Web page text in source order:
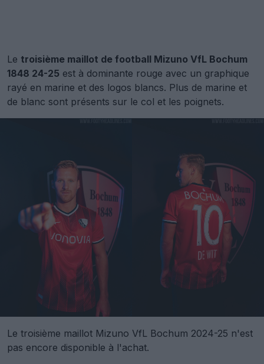
Le troisième maillot de football Mizuno VfL Bochum
1848 24-25 est à dominante rouge avec un graphique
rayé en marine et des logos blancs. Plus de marine et
de blanc sont présents sur le col et les poignets.
Le troisième maillot Mizuno VfL Bochum 2024-25 n'est
pas encore disponible à l'achat.